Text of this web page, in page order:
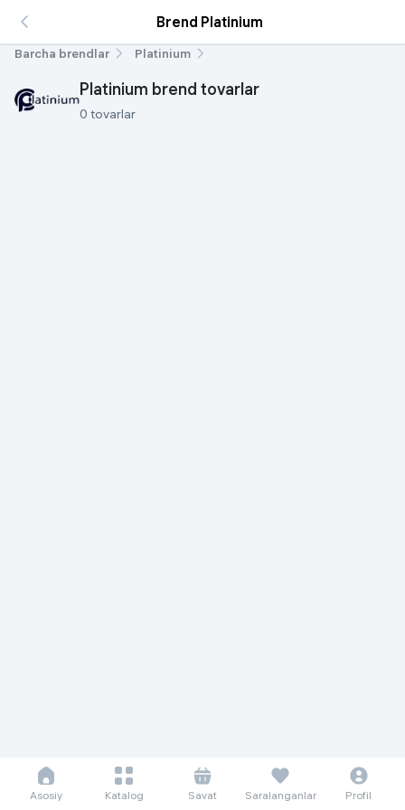
Brend Platinium
Barcha brendlar Platinium
Platinium brend tovarlar
0 tovarlar
Asosiy Katalog Savat Saralanganlar Profil